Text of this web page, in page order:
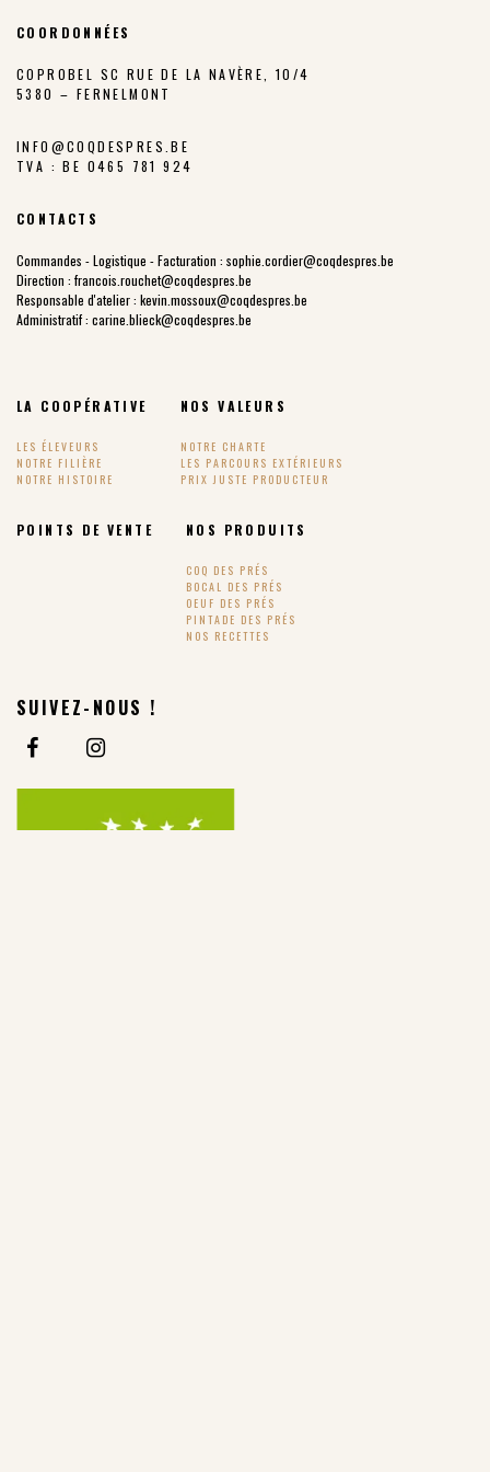
COORDONNÉES
COPROBEL SC RUE DE LA NAVÈRE, 10/4
5380 – FERNELMONT
INFO@COQDESPRES.BE
TVA : BE 0465 781 924
CONTACTS
Commandes - Logistique - Facturation : sophie.cordier@coqdespres.be
Direction : francois.rouchet@coqdespres.be
Responsable d'atelier : kevin.mossoux@coqdespres.be
Administratif : carine.blieck@coqdespres.be
LA COOPÉRATIVE
LES ÉLEVEURS
NOTRE FILIÈRE
NOTRE HISTOIRE
NOS VALEURS
NOTRE CHARTE
LES PARCOURS EXTÉRIEURS
PRIX JUSTE PRODUCTEUR
POINTS DE VENTE NOS PRODUITS
COQ DES PRÉS
BOCAL DES PRÉS
OEUF DES PRÉS
PINTADE DES PRÉS
NOS RECETTES
SUIVEZ-NOUS !